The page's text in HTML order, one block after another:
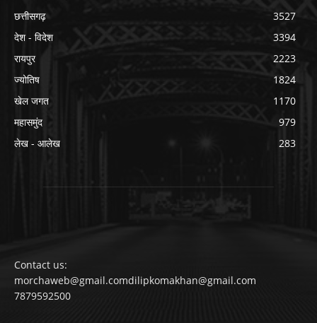
छत्तीसगढ़
3527
देश - विदेश
3394
रायपुर
2223
ज्योतिष
1824
खेल जगत
1170
महासमुंद
979
लेख - आलेख
283
Contact us:
morchaweb@gmail.comdilipkomakhan@gmail.com
7879592500